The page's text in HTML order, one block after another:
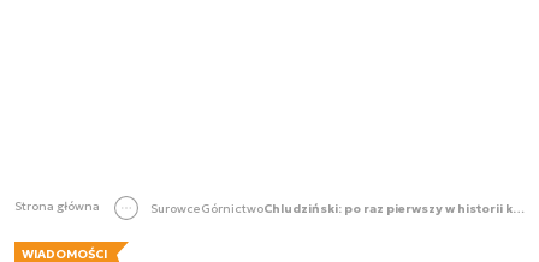
Strona główna SurowceGórnictwo Chludziński: po raz pierwszy w historii kurs KGHM przebił pułap 200 zł na GPW
WIADOMOŚCI